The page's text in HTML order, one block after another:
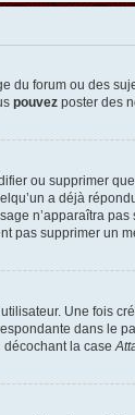
forum ou des
pouvez poster des
ou supprimer
a déjà
n’apparaîtra
pas supprimer un
Une fois
dans le
la case